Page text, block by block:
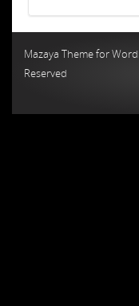
Mazaya Theme for
Reserved